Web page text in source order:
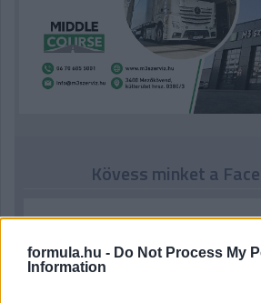
formula.hu - Do Not Process My
Information
Kövess minket a